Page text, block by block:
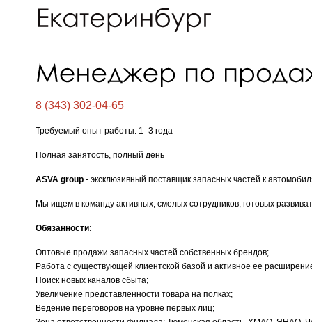
8 (343) 302-04-65
Требуемый опыт работы: 1–3 года
Полная занятость, полный день
ASVA group - эксклюзивный поставщик запасных частей к
Мы ищем в команду активных, смелых сотрудников, готовых
Обязанности:
Оптовые продажи запасных частей собственных брендов;
Работа с существующей клиентской базой и активное ее
Поиск новых каналов сбыта;
Увеличение представленности товара на полках;
Ведение переговоров на уровне первых лиц;